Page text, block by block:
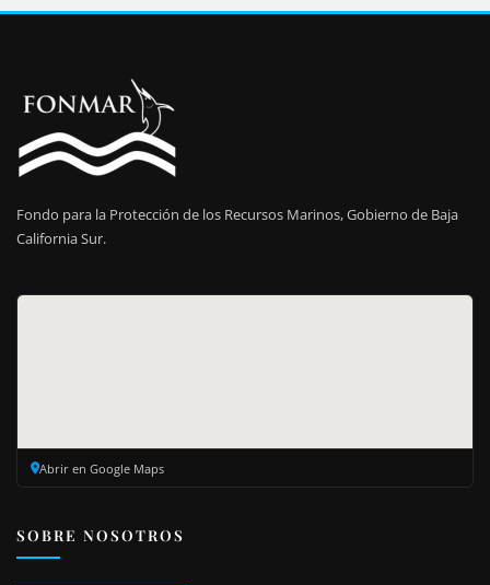
Fondo para la Protección de los Recursos Marinos, Gobierno de Baja
California Sur.
Abrir en Google Maps
SOBRE NOSOTROS